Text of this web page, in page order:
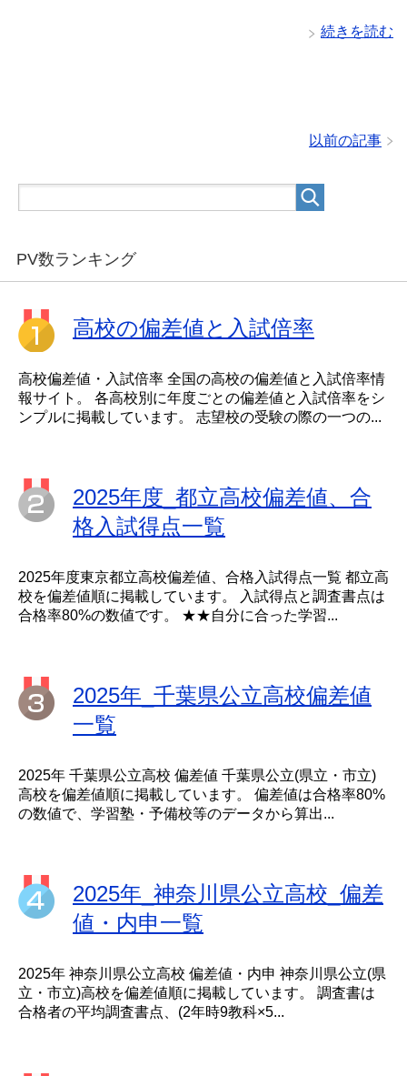
続きを読む
以前の記事
PV数ランキング
高校の偏差値と入試倍率
高校偏差値・入試倍率 全国の高校の偏差値と入試倍率情
報サイト。 各高校別に年度ごとの偏差値と入試倍率をシ
ンプルに掲載しています。 志望校の受験の際の一つの...
2025年度_都立高校偏差値、合
格入試得点一覧
2025年度東京都立高校偏差値、合格入試得点一覧 都立高
校を偏差値順に掲載しています。 入試得点と調査書点は
合格率80%の数値です。 ★★自分に合った学習...
2025年_千葉県公立高校偏差値
一覧
2025年 千葉県公立高校 偏差値 千葉県公立(県立・市立)
高校を偏差値順に掲載しています。 偏差値は合格率80%
の数値で、学習塾・予備校等のデータから算出...
2025年_神奈川県公立高校_偏差
値・内申一覧
2025年 神奈川県公立高校 偏差値・内申 神奈川県公立(県
立・市立)高校を偏差値順に掲載しています。 調査書は
合格者の平均調査書点、(2年時9教科×5...